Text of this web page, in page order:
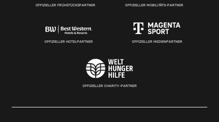
OFFIZIELLER FRÜHSTÜCKSPARTNER OFFIZIELLER MOBILITÄTS-PARTNER
OFFIZIELLER HOTELPARTNER OFFIZIELLER MEDIENPARTNER
OFFIZIELLER CHARITY-PARTNER